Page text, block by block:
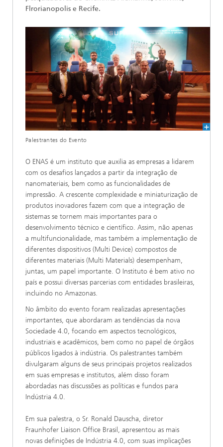
Flrorianopolis e Recife.
Palestrantes do Evento
O ENAS é um instituto que auxilia as empresas a lidarem
com os desafios lançados a partir da integração de
nanomateriais, bem como as funcionalidades de
impressão. A crescente complexidade e miniaturização de
produtos inovadores fazem com que a integração de
sistemas se tornem mais importantes para o
desenvolvimento técnico e científico. Assim, não apenas
a multifuncionalidade, mas também a implementação de
diferentes dispositivos (Multi Device) compostos de
diferentes materiais (Multi Materials) desempenham,
juntas, um papel importante. O Instituto é bem ativo no
país e possui diversas parcerias com entidades brasileiras,
incluindo no Amazonas.
No âmbito do evento foram realizadas apresentações
importantes, que abordaram as tendências da nova
Sociedade 4.0, focando em aspectos tecnológicos,
industriais e acadêmicos, bem como no papel de órgãos
públicos ligados à indústria. Os palestrantes também
divulgaram alguns de seus principais projetos realizados
em suas empresas e institutos, além disso foram
abordadas nas discussões as políticas e fundos para
Indústria 4.0.
Em sua palestra, o Sr. Ronald Dauscha, diretor
Fraunhofer Liaison Office Brasil, apresentou as mais
novas definições de Indústria 4.0, com suas implicações